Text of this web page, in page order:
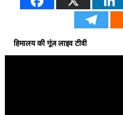
हिमालय की गूंज लाइव टीवी